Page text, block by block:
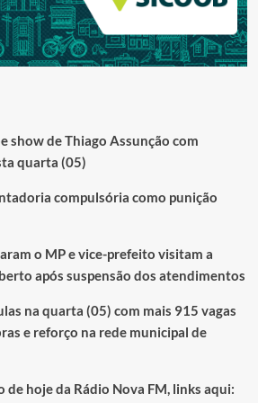
show de Thiago Assunção com
quarta (05)
compulsória como punição
o MP e vice-prefeito visitam a
após suspensão dos atendimentos
na quarta (05) com mais 915 vagas
e reforço na rede municipal de
de hoje da Rádio Nova FM, links aqui: